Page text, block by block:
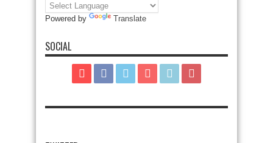
Powered by Translate
SOCIAL